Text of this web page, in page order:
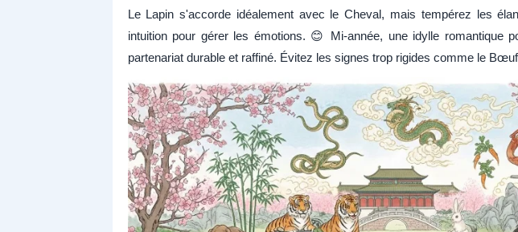
Le Lapin s'accorde idéalement avec le Cheval, mais tempérez les
intuition pour gérer les émotions. 😊 Mi-année, une idylle romantique
partenariat durable et raffiné. Évitez les signes trop rigides comme le